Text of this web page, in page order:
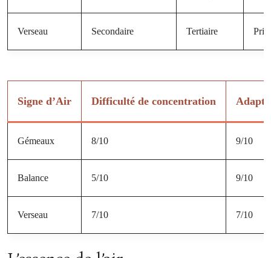
Verseau Secondaire Tertiaire
Signe d’Air Difficulté de concentration
Gémeaux 8/10 9/10
Balance 5/10 9/10
Verseau 7/10 7/10